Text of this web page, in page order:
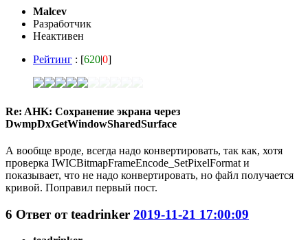
Malcev
Разработчик
Неактивен
Рейтинг : [620|0]
Re: AHK: Сохранение экрана через
DwmpDxGetWindowSharedSurface
А вообще вроде, всегда надо конвертировать, так как, хотя
проверка IWICBitmapFrameEncode_SetPixelFormat и
показывает, что не надо конвертировать, но файл получается
кривой. Поправил первый пост.
6 Ответ отteadrinker 2019-11-21 17:00:09